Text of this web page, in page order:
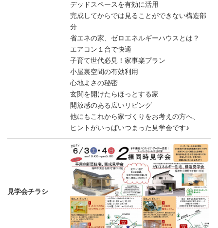
デッドスペースを有効に活用
完成してからでは見ることができない構造部
分
省エネの家、ゼロエネルギーハウスとは？
エアコン１台で快適
子育て世代必見！家事楽プラン
小屋裏空間の有効利用
心地よさの秘密
玄関を開けたらほっとする家
開放感のある広いリビング
他にもこれから家づくりをお考えの方へ、
ヒントがいっぱいつまった見学会です♪
見学会チラシ